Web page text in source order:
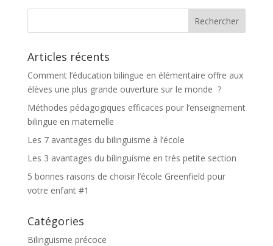
Articles récents
Comment l’éducation bilingue en élémentaire offre aux
élèves une plus grande ouverture sur le monde ?
Méthodes pédagogiques efficaces pour l’enseignement
bilingue en maternelle
Les 7 avantages du bilinguisme à l’école
Les 3 avantages du bilinguisme en très petite section
5 bonnes raisons de choisir l’école Greenfield pour
votre enfant #1
Catégories
Bilinguisme précoce